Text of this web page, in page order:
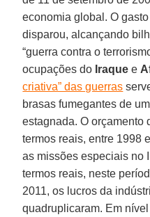
economia global. O
disparou, alcançando
“guerra contra o
ocupações do Iraque e
criativa” das guerras
brasas fumegantes de
estagnada. O orçamento
termos reais, entre 1998
as missões especiais no
termos reais, neste
2011, os lucros da
quadruplicaram. Em